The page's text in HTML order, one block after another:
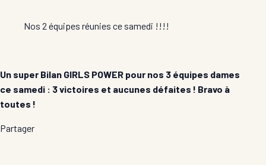
Nos 2 équipes réunies ce samedi !!!!
Un super Bilan GIRLS POWER pour nos 3 équipes dames
ce samedi : 3 victoires et aucunes défaites ! Bravo à
toutes !
Partager